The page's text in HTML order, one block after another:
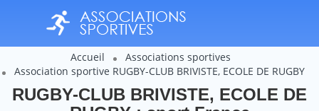
Accueil
Associations sportives
Association sportive RUGBY-CLUB BRIVISTE, ECOLE DE RUGBY
RUGBY-CLUB BRIVISTE, ECOLE DE